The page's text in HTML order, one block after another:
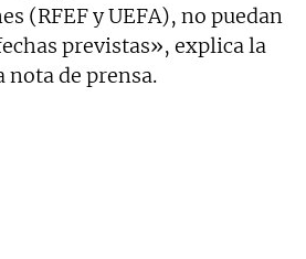
(RFEF y UEFA), no puedan
previstas», explica la
nota de prensa.